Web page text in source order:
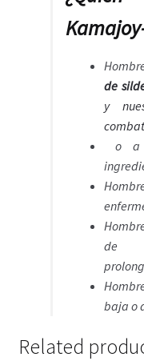
de
y
o a
de
baja o
Related